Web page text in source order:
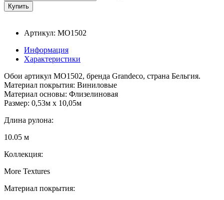
Артикул: MO1502
Информация
Характеристики
Обои артикул MO1502, бренда Grandeco, страна Бельгия.
Материал покрытия: Виниловые
Материал основы: Флизелиновая
Размер: 0,53м x 10,05м
Длина рулона:
10.05 м
Коллекция:
More Textures
Материал покрытия: